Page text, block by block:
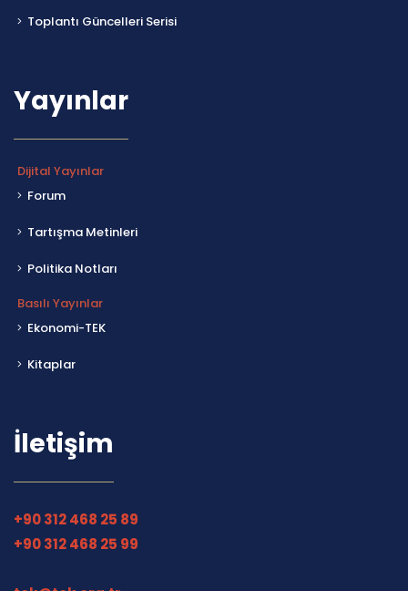
Toplantı Güncelleri Serisi
Yayınlar
Dijital Yayınlar
Forum
Tartışma Metinleri
Politika Notları
Basılı Yayınlar
Ekonomi-TEK
Kitaplar
İletişim
+90 312 468 25 89
+90 312 468 25 99